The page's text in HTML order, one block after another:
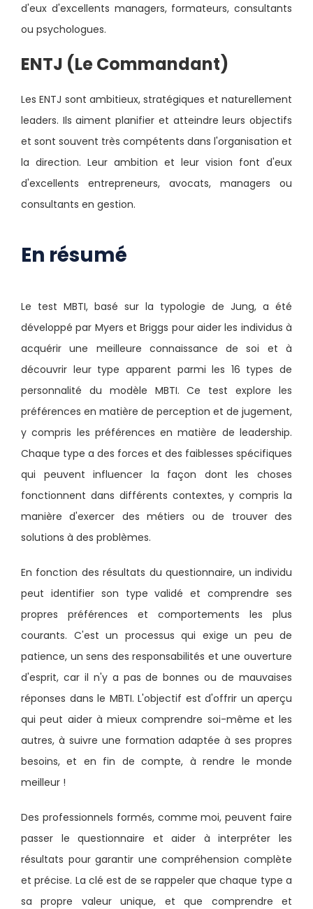
d'eux d'excellents managers, formateurs, consultants
ou psychologues.
ENTJ (Le Commandant)
Les ENTJ sont ambitieux, stratégiques et naturellement
leaders. Ils aiment planifier et atteindre leurs objectifs
et sont souvent très compétents dans l'organisation et
la direction. Leur ambition et leur vision font d'eux
d'excellents entrepreneurs, avocats, managers ou
consultants en gestion.
En résumé
Le test MBTI, basé sur la typologie de Jung, a été
développé par Myers et Briggs pour aider les individus à
acquérir une meilleure connaissance de soi et à
découvrir leur type apparent parmi les 16 types de
personnalité du modèle MBTI. Ce test explore les
préférences en matière de perception et de jugement,
y compris les préférences en matière de leadership.
Chaque type a des forces et des faiblesses spécifiques
qui peuvent influencer la façon dont les choses
fonctionnent dans différents contextes, y compris la
manière d'exercer des métiers ou de trouver des
solutions à des problèmes.
En fonction des résultats du questionnaire, un individu
peut identifier son type validé et comprendre ses
propres préférences et comportements les plus
courants. C'est un processus qui exige un peu de
patience, un sens des responsabilités et une ouverture
d'esprit, car il n'y a pas de bonnes ou de mauvaises
réponses dans le MBTI. L'objectif est d'offrir un aperçu
qui peut aider à mieux comprendre soi-même et les
autres, à suivre une formation adaptée à ses propres
besoins, et en fin de compte, à rendre le monde
meilleur !
Des professionnels formés, comme moi, peuvent faire
passer le questionnaire et aider à interpréter les
résultats pour garantir une compréhension complète
et précise. La clé est de se rappeler que chaque type a
sa propre valeur unique, et que comprendre et